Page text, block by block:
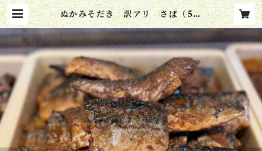
ぬかみそだき 訳アリ さば（5切
れ入り） | ぬかだき 橘屋